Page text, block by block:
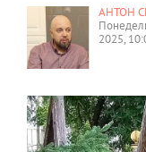
АНТОН
2025,